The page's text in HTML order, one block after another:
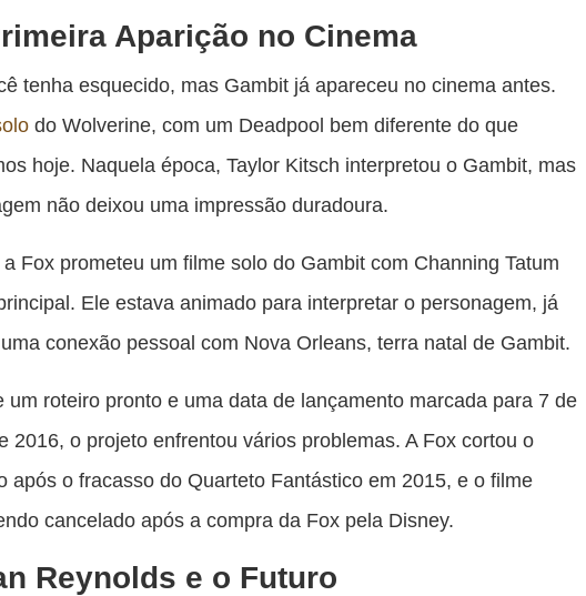
Aparição no Cinema
tenha esquecido, mas Gambit já apareceu no cinema antes.
do Wolverine, com um Deadpool bem diferente do que
hoje. Naquela época, Taylor Kitsch interpretou o Gambit, mas
não deixou uma impressão duradoura.
Fox prometeu um filme solo do Gambit com Channing Tatum
Ele estava animado para interpretar o personagem, já
conexão pessoal com Nova Orleans, terra natal de Gambit.
um roteiro pronto e uma data de lançamento marcada para 7 de
2016, o projeto enfrentou vários problemas. A Fox cortou o
após o fracasso do Quarteto Fantástico em 2015, e o filme
cancelado após a compra da Fox pela Disney.
Reynolds e o Futuro